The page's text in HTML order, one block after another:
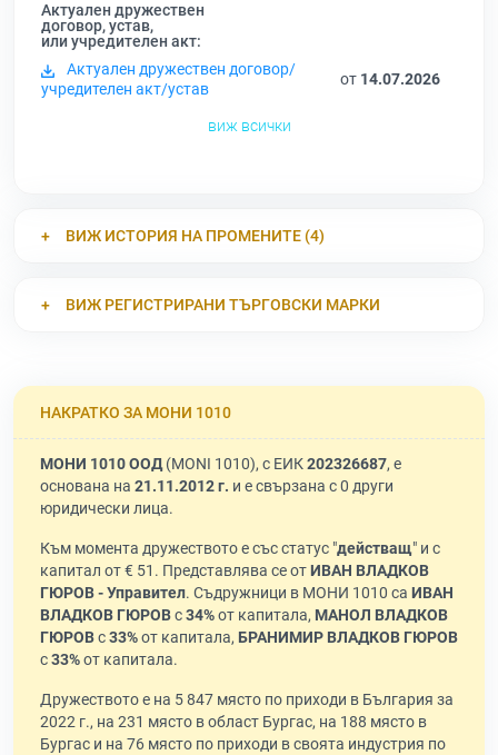
Актуален дружествен
договор, устав,
или учредителен акт:
Актуален дружествен договор/
учредителен акт/устав
от 14.07.2026
виж всички
ВИЖ ИСТОРИЯ НА ПРОМЕНИТЕ (4)
ВИЖ РЕГИСТРИРАНИ ТЪРГОВСКИ МАРКИ
НАКРАТКО ЗА МОНИ 1010
МОНИ 1010 ООД(MONI 1010), с ЕИК202326687, е
основана на 21.11.2012 г. и е свързана с 0 други
юридически лица.
Към момента дружеството е със статус "действащ" и с
капитал от € 51. Представлява се отИВАН ВЛАДКОВ
ГЮРОВ - Управител. Съдружници в МОНИ 1010 са ИВАН
ВЛАДКОВ ГЮРОВс34%от капитала, МАНОЛ ВЛАДКОВ
ГЮРОВс33%от капитала, БРАНИМИР ВЛАДКОВ ГЮРОВ
с33%от капитала.
Дружеството е на 5 847 място по приходи в България за
2022 г., на 231 място в област Бургас, на 188 място в
Бургас и на 76 място по приходи в своята индустрия по